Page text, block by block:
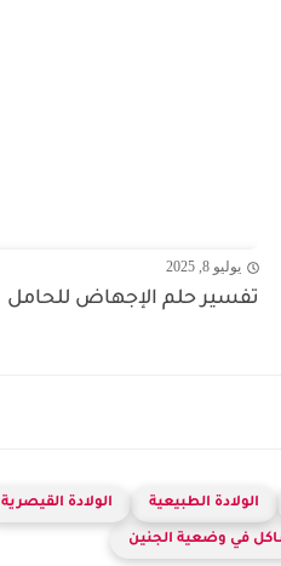
يوليو 8, 2025
تفسير حلم الإجهاض للحامل
الولادة الطبيعية الولادة القيصرية
في وضعية الجنين